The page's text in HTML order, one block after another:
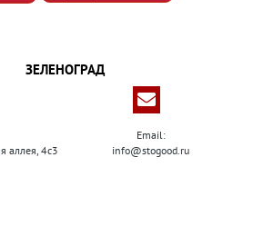
ЗЕЛЕНОГРАД
аллея, 4с3
Email:
info@stogood.ru